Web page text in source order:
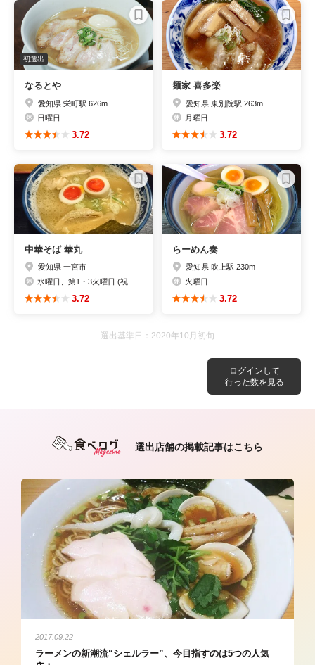
ログインして
行った数を見る
初選出
なるとや
愛知県 栄町駅 626m
日曜日
3.72
麺家 喜多楽
愛知県 東別院駅 263m
月曜日
3.72
中華そば 華丸
愛知県 一宮市
3.72
らーめん奏
愛知県 吹上駅 230m
火曜日
3.72
選出基準日：2020年10月初旬
選出店舗の掲載記事はこちら
2017.09.22
ラーメンの新潮流“シェルラー”、今目指すのは5つの人気